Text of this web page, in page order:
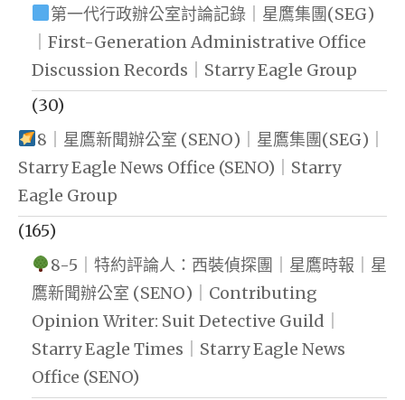
第一代行政辦公室討論記錄｜星鷹集團(SEG)
｜First-Generation Administrative Office
Discussion Records｜Starry Eagle Group
(30)
8｜星鷹新聞辦公室 (SENO)｜星鷹集團(SEG)｜
Starry Eagle News Office (SENO)｜Starry
Eagle Group
(165)
8-5｜特約評論人：西裝偵探團｜星鷹時報｜星
鷹新聞辦公室 (SENO)｜Contributing
Opinion Writer: Suit Detective Guild｜
Starry Eagle Times｜Starry Eagle News
Office (SENO)